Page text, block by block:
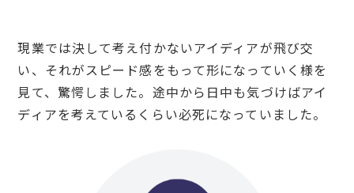
現業では決して考え付かないアイディアが飛び交
い、それがスピード感をもって形になっていく様を
見て、驚愕しました。途中から日中も気づけばアイ
ディアを考えているくらい必死になっていました。